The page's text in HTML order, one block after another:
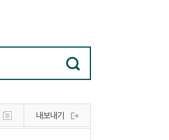
대출/예약조회
자료구입신청
나의 서재
나의 서평
내보내기